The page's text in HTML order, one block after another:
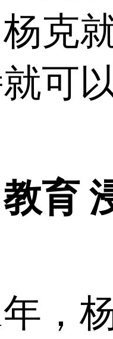
克
可
育
杨